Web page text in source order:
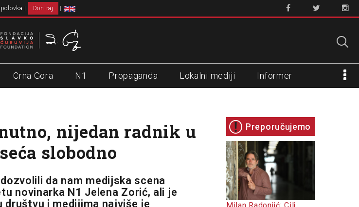
Doniraj
Crna Gora N1 Propaganda Lokalni mediji Informer
nijedan radnik u
slobodno
da nam medijska scena
novinarka N1 Jelena Zorić, ali je
i medijima najviše je
Preporučujemo